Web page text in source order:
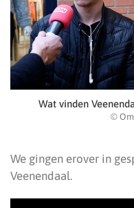
Wat vinden
©
We gingen erover in
Veenendaal.